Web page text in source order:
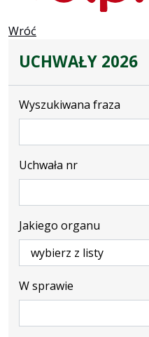
Wróć
UCHWAŁY 2026
Wyszukiwana fraza
Uchwała nr
Jakiego organu
W sprawie